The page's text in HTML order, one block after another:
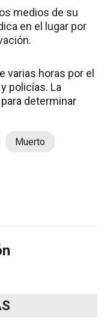
medios de su
en el lugar por
varias horas por el
policías. La
determinar
Muerto